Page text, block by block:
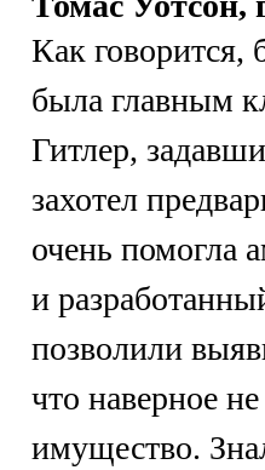
Как говорится,
была главным
Гитлер,
захотел
очень помогла
и
позволили
что наверное
имущество.